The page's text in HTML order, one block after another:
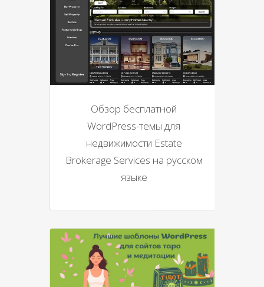
Обзор бесплатной
WordPress-темы для
недвижимости Estate
Brokerage Services на русском
языке